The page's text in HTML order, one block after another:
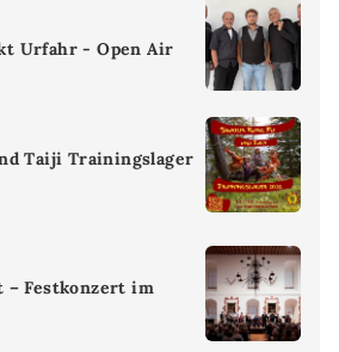
Urfahr - Open Air
Taiji Trainingslager
– Festkonzert im